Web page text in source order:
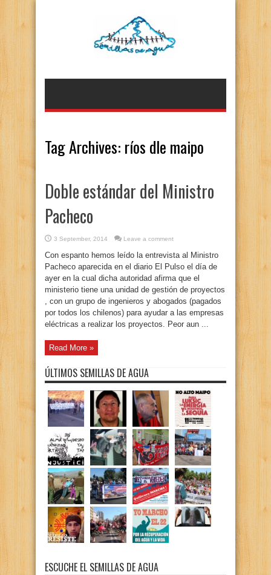
Tag Archives: ríos dle maipo
Doble estándar del Ministro
Pacheco
3 September, 2014 Leave a comment
Con espanto hemos leído la entrevista al Ministro
Pacheco aparecida en el diario El Pulso el día de
ayer en la cual dicha autoridad afirma que el
ministerio tiene una unidad de gestión de proyectos
, con un grupo de ingenieros y abogados (pagados
por todos los chilenos) para ayudar a las empresas
eléctricas a realizar los proyectos. Peor aun ...
Read More »
ÚLTIMOS SEMILLAS DE AGUA
ESCUCHE EL SEMILLAS DE AGUA